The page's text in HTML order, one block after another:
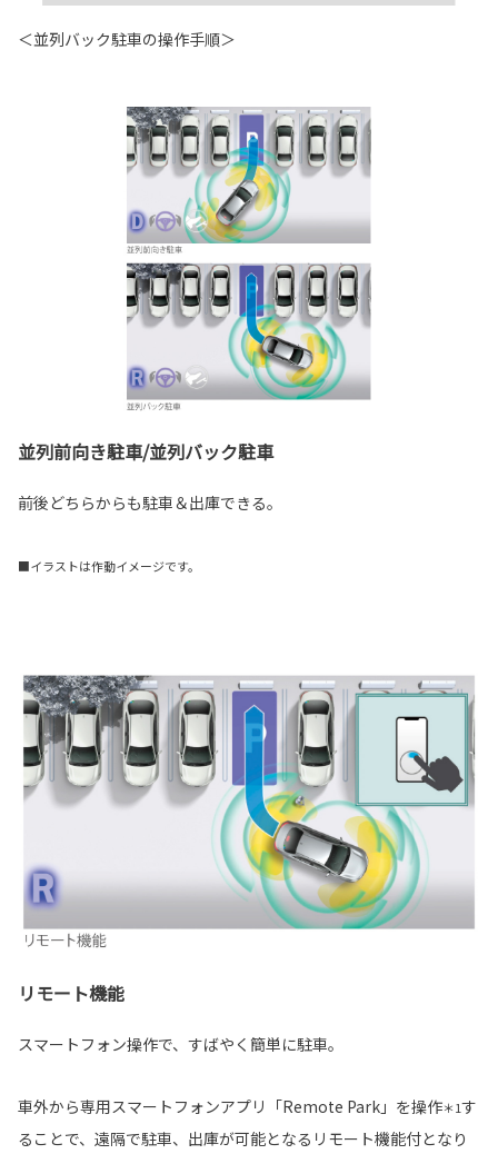
＜並列バック駐車の操作手順＞
並列前向き駐車/並列バック駐車
前後どちらからも駐車＆出庫できる。
■イラストは作動イメージです。
リモート機能
スマートフォン操作で、すばやく簡単に駐車。
車外から専用スマートフォンアプリ「Remote Park」を操作＊1す
ることで、遠隔で駐車、出庫が可能となるリモート機能付となり